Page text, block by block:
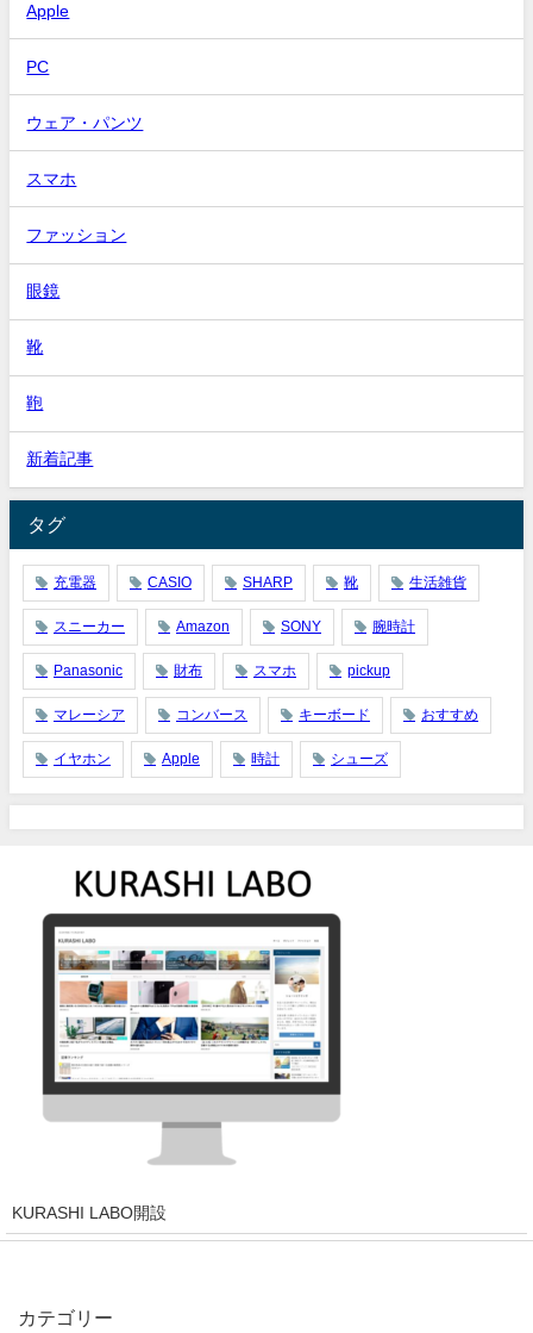
Apple
PC
ウェア・パンツ
スマホ
ファッション
眼鏡
靴
鞄
新着記事
タグ
充電器 CASIO SHARP 靴 生活雑貨
スニーカー Amazon SONY 腕時計
Panasonic 財布 スマホ pickup
マレーシア コンバース キーボード おすすめ
イヤホン Apple 時計 シューズ
KURASHI LABO開設
カテゴリー